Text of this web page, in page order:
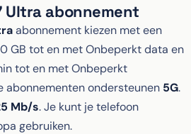
Ultra abonnement
abonnement kiezen met een
GB tot en met Onbeperkt data en
tot en met Onbeperkt
abonnementen ondersteunen 5G.
Mb/s. Je kunt je telefoon
gebruiken.